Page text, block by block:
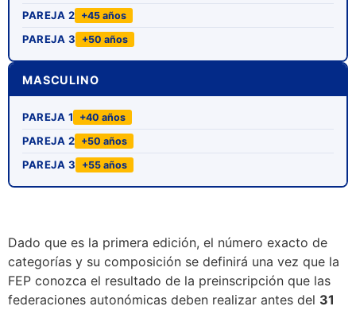
PAREJA 2 +45 años
PAREJA 3 +50 años
MASCULINO
PAREJA 1 +40 años
PAREJA 2 +50 años
PAREJA 3 +55 años
Dado que es la primera edición, el número exacto de
categorías y su composición se definirá una vez que la
FEP conozca el resultado de la preinscripción que las
federaciones autonómicas deben realizar antes del 31